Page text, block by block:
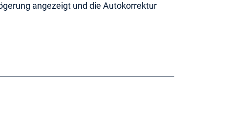
angezeigt und die Autokorrektur